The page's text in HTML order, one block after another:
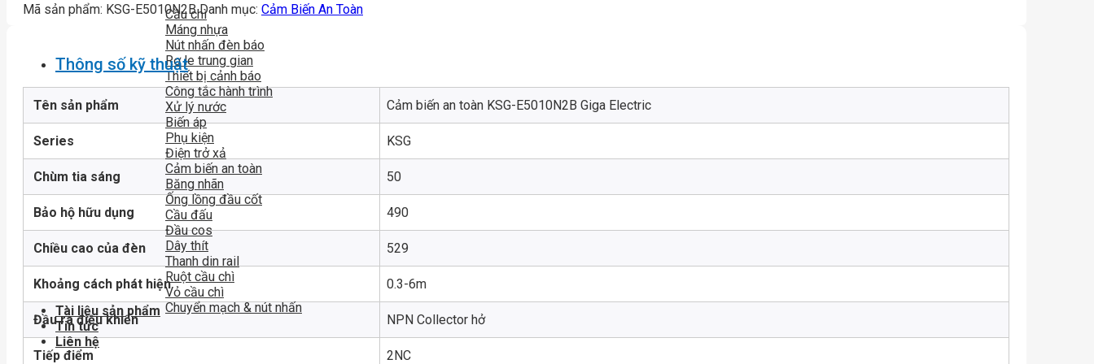
Cầu chì
Máng nhựa
Nút nhấn đèn báo
Rơ le trung gian
Thiết bị cảnh báo
Công tắc hành trình
Xử lý nước
Biến áp
Phụ kiện
Điện trở xả
Cảm biến an toàn
Băng nhãn
Ống lồng đầu cốt
Cầu đấu
Đầu cos
Dây thít
Thanh din rail
Ruột cầu chì
Vỏ cầu chì
Chuyển mạch & nút nhấn
Tài liệu sản phẩm
Tin tức
Liên hệ
Mã sản phẩm: KSG-E5010N2B Danh mục: Cảm Biến An Toàn
Thông số kỹ thuật
Tên sản phẩm Cảm biến an toàn KSG-E5010N2B Giga Electric
Series KSG
Chùm tia sáng 50
Bảo hộ hữu dụng 490
Chiều cao của đèn 529
Khoảng cách phát hiện 0.3-6m
Đầu ra điều khiển NPN Collector hở
Tiếp điểm 2NC